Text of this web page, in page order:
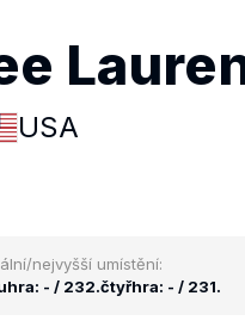
USA
nejvyšší umístění:
- / 232.čtyřhra: - / 231.